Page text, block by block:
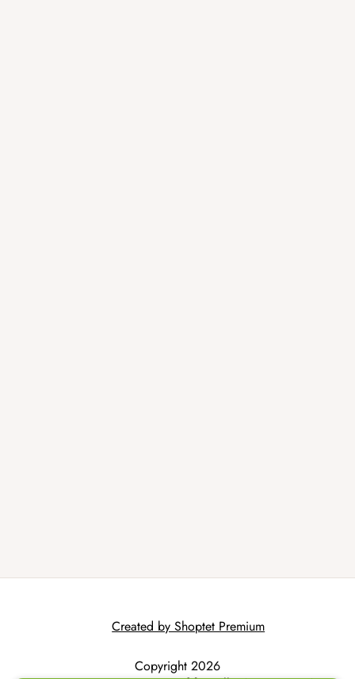
Created by Shoptet Premium
Copyright 2026